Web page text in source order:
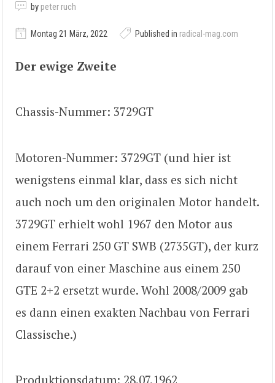
by peter ruch
Montag 21 März, 2022 Published in radical-mag.com
Der ewige Zweite
Chassis-Nummer: 3729GT
Motoren-Nummer: 3729GT (und hier ist
wenigstens einmal klar, dass es sich nicht
auch noch um den originalen Motor handelt.
3729GT erhielt wohl 1967 den Motor aus
einem Ferrari 250 GT SWB (2735GT), der kurz
darauf von einer Maschine aus einem 250
GTE 2+2 ersetzt wurde. Wohl 2008/2009 gab
es dann einen exakten Nachbau von Ferrari
Classische.)
Produktionsdatum: 28.07.1962